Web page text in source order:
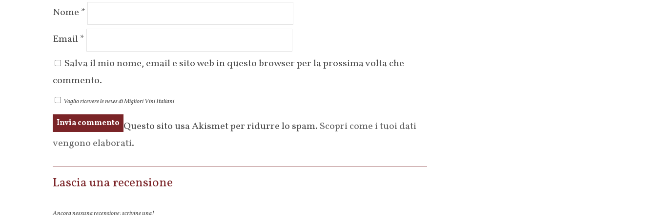
Nome *
Email*
Salva il mio nome, email e sito web in questo browser per la prossima volta che
commento.
Voglio ricevere le news di Migliori Vini Italiani
Questo sito usa Akismet per ridurre lo spam. Scopri come i tuoi dati
vengono elaborati.
Lascia una recensione
Ancora nessuna recensione: scrivine una!